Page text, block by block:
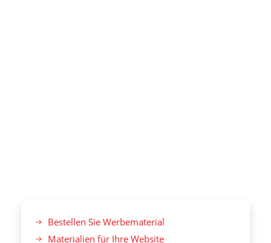
Bestellen Sie Werbematerial
Materialien für Ihre Website